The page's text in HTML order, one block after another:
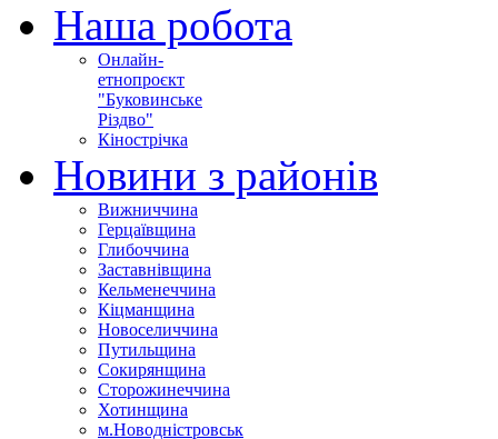
Наша робота
Онлайн-
етнопроєкт
"Буковинське
Різдво"
Кінострічка
Новини з районів
Вижниччина
Герцаївщина
Глибоччина
Заставнівщина
Кельменеччина
Кіцманщина
Новоселиччина
Путильщина
Сокирянщина
Сторожинеччина
Хотинщина
м.Новодністровськ